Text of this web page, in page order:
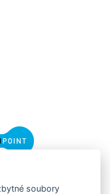
soubory